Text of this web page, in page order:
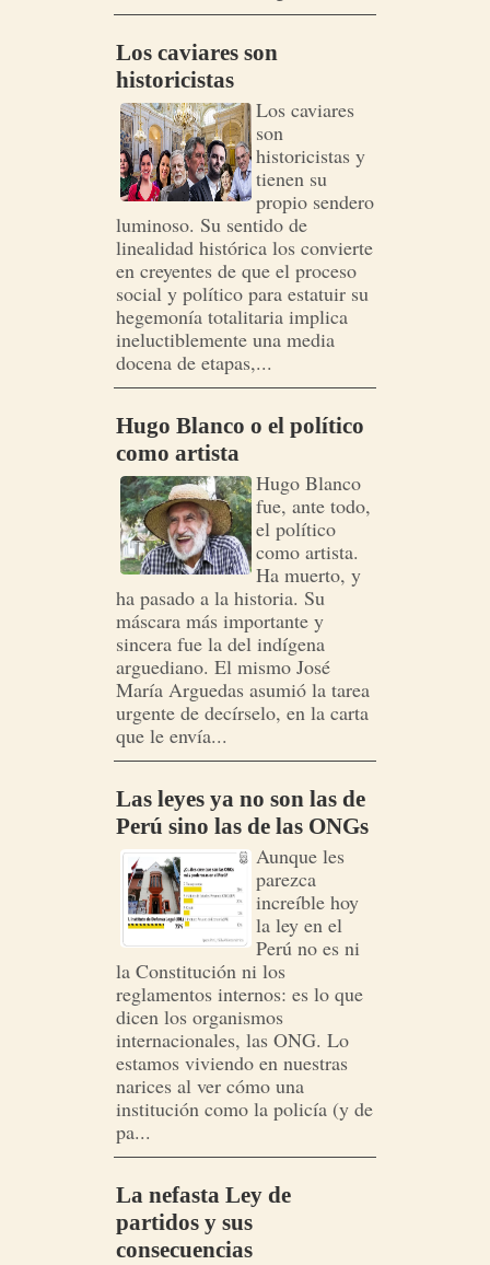
Los caviares son
historicistas
Los caviares
son
historicistas y
tienen su
propio sendero
luminoso. Su sentido de
linealidad histórica los convierte
en creyentes de que el proceso
social y político para estatuir su
hegemonía totalitaria implica
ineluctiblemente una media
docena de etapas,...
Hugo Blanco o el político
como artista
Hugo Blanco
fue, ante todo,
el político
como artista.
Ha muerto, y
ha pasado a la historia. Su
máscara más importante y
sincera fue la del indígena
arguediano. El mismo José
María Arguedas asumió la tarea
urgente de decírselo, en la carta
que le envía...
Las leyes ya no son las de
Perú sino las de las ONGs
Aunque les
parezca
increíble hoy
la ley en el
Perú no es ni
la Constitución ni los
reglamentos internos: es lo que
dicen los organismos
internacionales, las ONG. Lo
estamos viviendo en nuestras
narices al ver cómo una
institución como la policía (y de
pa...
La nefasta Ley de
partidos y sus
consecuencias